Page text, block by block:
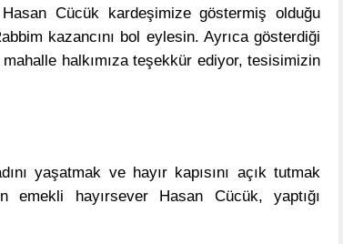
Hasan Cücük kardeşimize göstermiş olduğu
kazancını bol eylesin. Ayrıca gösterdiği
halkımıza teşekkür ediyor, tesisimizin
yaşatmak ve hayır kapısını açık tutmak
emekli hayırsever Hasan Cücük, yaptığı